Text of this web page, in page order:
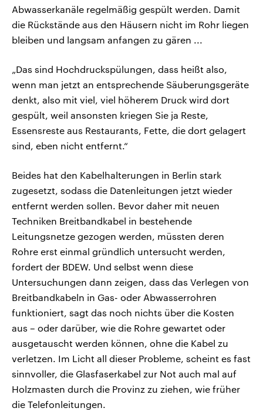
Abwasserkanäle regelmäßig gespült werden. Damit
die Rückstände aus den Häusern nicht im Rohr liegen
bleiben und langsam anfangen zu gären ...
„Das sind Hochdruckspülungen, dass heißt also,
wenn man jetzt an entsprechende Säuberungsgeräte
denkt, also mit viel, viel höherem Druck wird dort
gespült, weil ansonsten kriegen Sie ja Reste,
Essensreste aus Restaurants, Fette, die dort gelagert
sind, eben nicht entfernt.“
Beides hat den Kabelhalterungen in Berlin stark
zugesetzt, sodass die Datenleitungen jetzt wieder
entfernt werden sollen. Bevor daher mit neuen
Techniken Breitbandkabel in bestehende
Leitungsnetze gezogen werden, müssten deren
Rohre erst einmal gründlich untersucht werden,
fordert der BDEW. Und selbst wenn diese
Untersuchungen dann zeigen, dass das Verlegen von
Breitbandkabeln in Gas- oder Abwasserrohren
funktioniert, sagt das noch nichts über die Kosten
aus – oder darüber, wie die Rohre gewartet oder
ausgetauscht werden können, ohne die Kabel zu
verletzen. Im Licht all dieser Probleme, scheint es fast
sinnvoller, die Glasfaserkabel zur Not auch mal auf
Holzmasten durch die Provinz zu ziehen, wie früher
die Telefonleitungen.